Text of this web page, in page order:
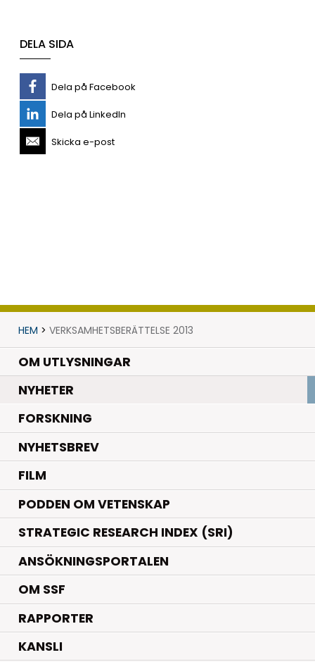
DELA SIDA
Dela på Facebook
Dela på LinkedIn
Skicka e-post
HEM > VERKSAMHETSBERÄTTELSE 2013
OM UTLYSNINGAR
NYHETER.
FORSKNING.
NYHETSBREV
FILM
PODDEN OM VETENSKAP
STRATEGIC RESEARCH INDEX (SRI)
ANSÖKNINGSPORTALEN
OM SSF
RAPPORTER
KANSLI